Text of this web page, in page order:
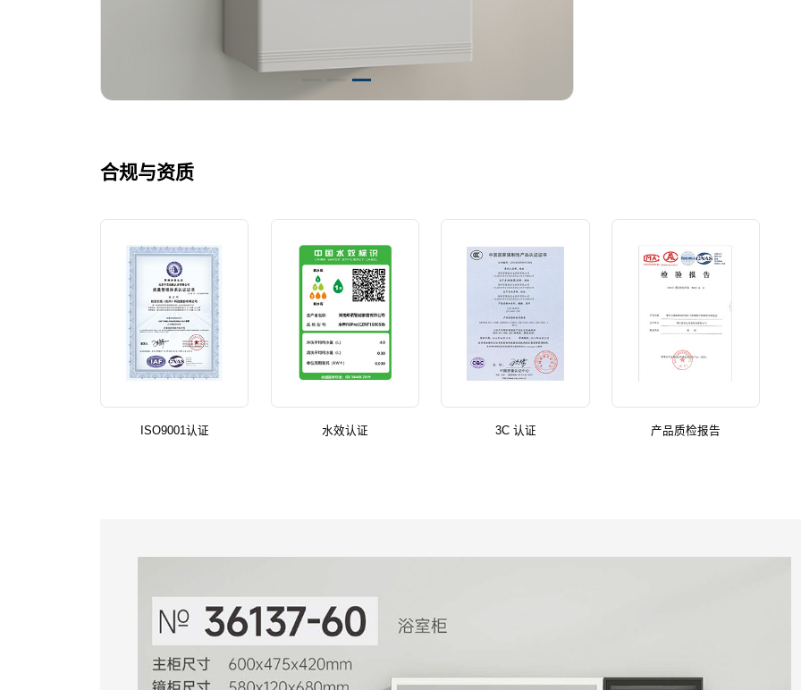
合规与资质
ISO9001认证 水效认证 3C 认证 产品质检报告